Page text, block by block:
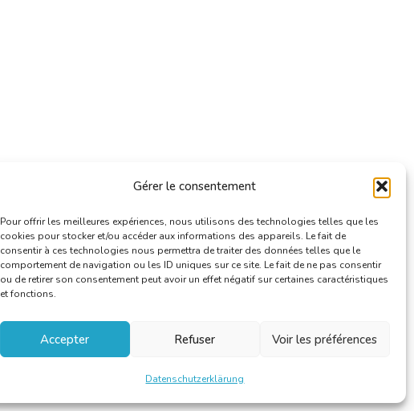
Gérer le consentement
Pour offrir les meilleures expériences, nous utilisons des technologies telles que les
cookies pour stocker et/ou accéder aux informations des appareils. Le fait de
consentir à ces technologies nous permettra de traiter des données telles que le
comportement de navigation ou les ID uniques sur ce site. Le fait de ne pas consentir
ou de retirer son consentement peut avoir un effet négatif sur certaines caractéristiques
et fonctions.
Accepter Refuser Voir les préférences
Datenschutzerklärung